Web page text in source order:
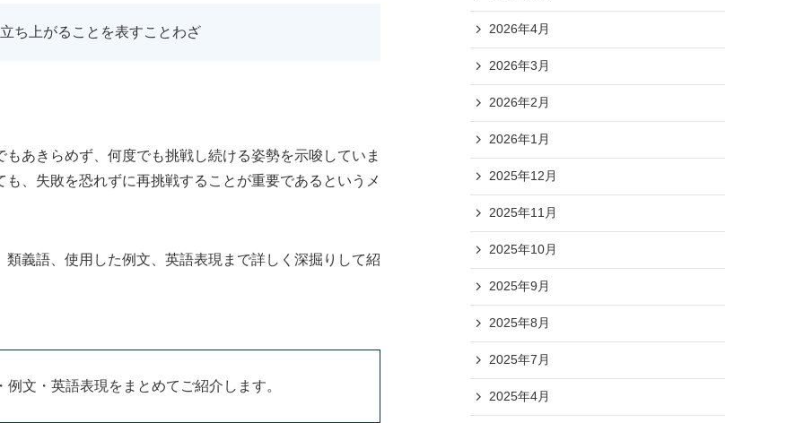
ち上がることを表すことわざ
あきらめず、何度でも挑戦し続ける姿勢を示唆していま
、失敗を恐れずに再挑戦することが重要であるというメ
義語、使用した例文、英語表現まで詳しく深掘りして紹
文・英語表現をまとめてご紹介します。
2026年4月
2026年3月
2026年2月
2026年1月
2025年12月
2025年11月
2025年10月
2025年9月
2025年8月
2025年7月
2025年4月